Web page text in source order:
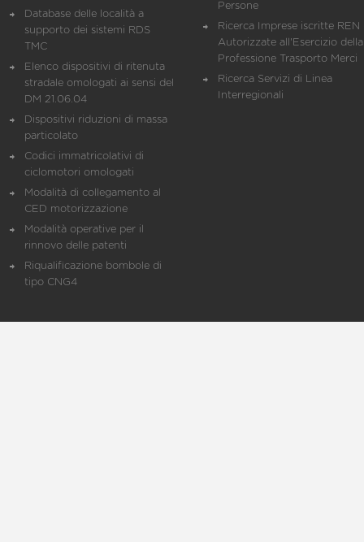
Database delle località a
supporto dei sistemi RDS
TMC
Elenco dispositivi di ritenuta
stradale omologati ai sensi del
DM 21.06.04
Dispositivi riduzioni di massa
particolato
Codici immatricolativi di
ciclomotori omologati
Modalità di collegamento al
CED motorizzazione
Modalità operative per il
rinnovo delle patenti
Riqualificazione bombole di
tipo CNG4
Persone
Ricerca Imprese iscritte REN
Autorizzate all'Esercizio della
Professione Trasporto Merci
Ricerca Servizi di Linea
Interregionali